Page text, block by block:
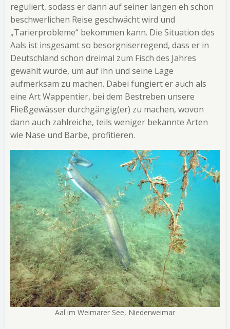
reguliert, sodass er dann auf seiner langen eh schon
beschwerlichen Reise geschwächt wird und
„Tarierprobleme“ bekommen kann. Die Situation des
Aals ist insgesamt so besorgniserregend, dass er in
Deutschland schon dreimal zum Fisch des Jahres
gewählt wurde, um auf ihn und seine Lage
aufmerksam zu machen. Dabei fungiert er auch als
eine Art Wappentier, bei dem Bestreben unsere
Fließgewässer durchgängig(er) zu machen, wovon
dann auch zahlreiche, teils weniger bekannte Arten
wie Nase und Barbe, profitieren.
Aal im Weimarer See, Niederweimar